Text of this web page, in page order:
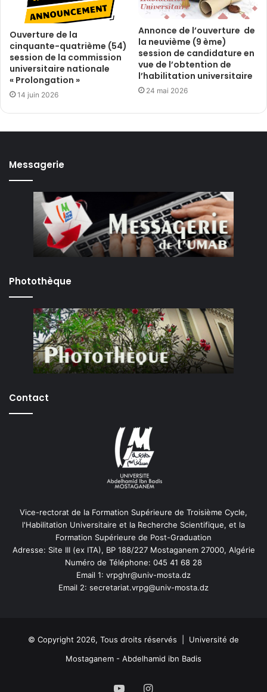
Ouverture de la
cinquante-quatrième (54)
session de la commission
universitaire nationale
« Prolongation »
14 juin 2026
Annonce de l’ouverture de
la neuvième (9 ème)
session de candidature en
vue de l’obtention de
l’habilitation universitaire
24 mai 2026
Messagerie
Photothèque
Contact
Vice-rectorat de la Formation Supérieure de Troisième Cycle,
l'Habilitation Universitaire et la Recherche Scientifique, et la
Formation Supérieure de Post-Graduation
Adresse: Site III (ex ITA), BP 188/227 Mostaganem 27000, Algérie
Numéro de Téléphone: 045 41 68 28
Email 1: vrpghr@univ-mosta.dz
Email 2: secretariat.vrpg@univ-mosta.dz
© Copyright 2026, Tous droits réservés | Université de
Mostaganem - Abdelhamid ibn Badis
YouTubeInstagram